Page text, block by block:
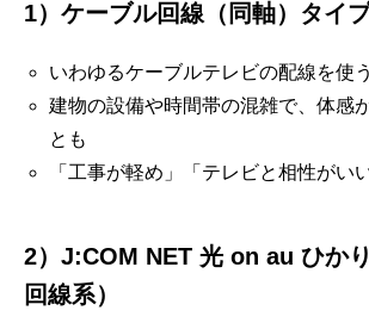
1）ケーブル回線（同軸）タイ
いわゆるケーブルテレビの配線を使
建物の設備や時間帯の混雑で、体感
とも
「工事が軽め」「テレビと相性がい
2）J:COM NET 光 on au ひか
回線系）